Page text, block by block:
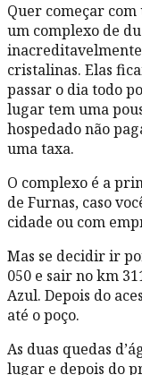
Quer começar
um complexo de
inacreditavelmente
cristalinas. Elas
passar o dia todo
lugar tem uma
hospedado não
uma taxa.
O complexo é a
de Furnas, caso
cidade ou com
Mas se decidir ir
050 e sair no km
Azul. Depois do
até o poço.
As duas quedas
lugar e depois do